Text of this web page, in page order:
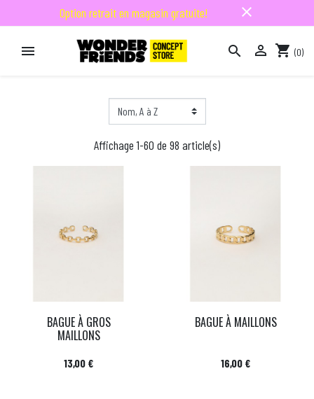
Option retrait en magasin gratuite! close
   shopping_cart (0)
Affichage 1-60 de 98 article(s)
BAGUE À GROS
MAILLONS
Prix
13,00 €
BAGUE À MAILLONS
Prix
16,00 €